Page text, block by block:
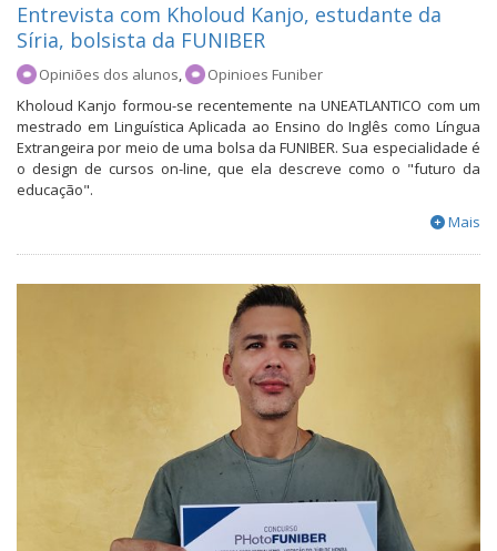
Entrevista com Kholoud Kanjo, estudante da
Síria, bolsista da FUNIBER
Opiniões dos alunos,
Opinioes Funiber
Kholoud Kanjo formou-se recentemente na UNEATLANTICO com um
mestrado em Linguística Aplicada ao Ensino do Inglês como Língua
Extrangeira por meio de uma bolsa da FUNIBER. Sua especialidade é
o design de cursos on-line, que ela descreve como o "futuro da
educação".
Mais